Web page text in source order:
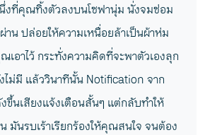
งที่คุณทิ้งตัวลงบนโซฟานุ่ม นั่งจมซ่อม
าน ปล่อยให้ความเหนื่อยล้าเป็นผ้าห่ม
อาไว้ กระทั่งความคิดที่จะพาตัวเองลุก
ไม่มี แล้ววินาทีนั้น Notification จาก
ขึ้นเสียงแจ้งเตือนสั้นๆ แต่กลับทำให้
มันรบเร้าเรียกร้องให้คุณสนใจ จนต้อง